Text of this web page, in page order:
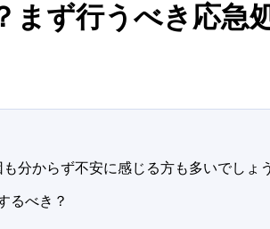
まず行うべき応急
分からず不安に感じる方も多いでしょう
るべき？